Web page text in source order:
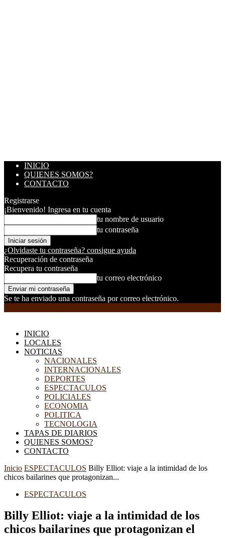
INICIO
QUIENES SOMOS?
CONTACTO
Registrarse
¡Bienvenido! Ingresa en tu cuenta
tu nombre de usuario
tu contraseña
¿Olvidaste tu contraseña? consigue ayuda
Recuperación de contraseña
Recupera tu contraseña
tu correo electrónico
Se te ha enviado una contraseña por correo electrónico.
INICIO
LOCALES
NOTICIAS
NACIONALES
INTERNACIONALES
DEPORTES
ESPECTACULOS
POLICIALES
ECONOMIA
POLITICA
TECNOLOGIA
TAPAS DE DIARIOS
QUIENES SOMOS?
CONTACTO
Inicio ESPECTACULOS Billy Elliot: viaje a la intimidad de los
chicos bailarines que protagonizan...
ESPECTACULOS
Billy Elliot: viaje a la intimidad de los
chicos bailarines que protagonizan el